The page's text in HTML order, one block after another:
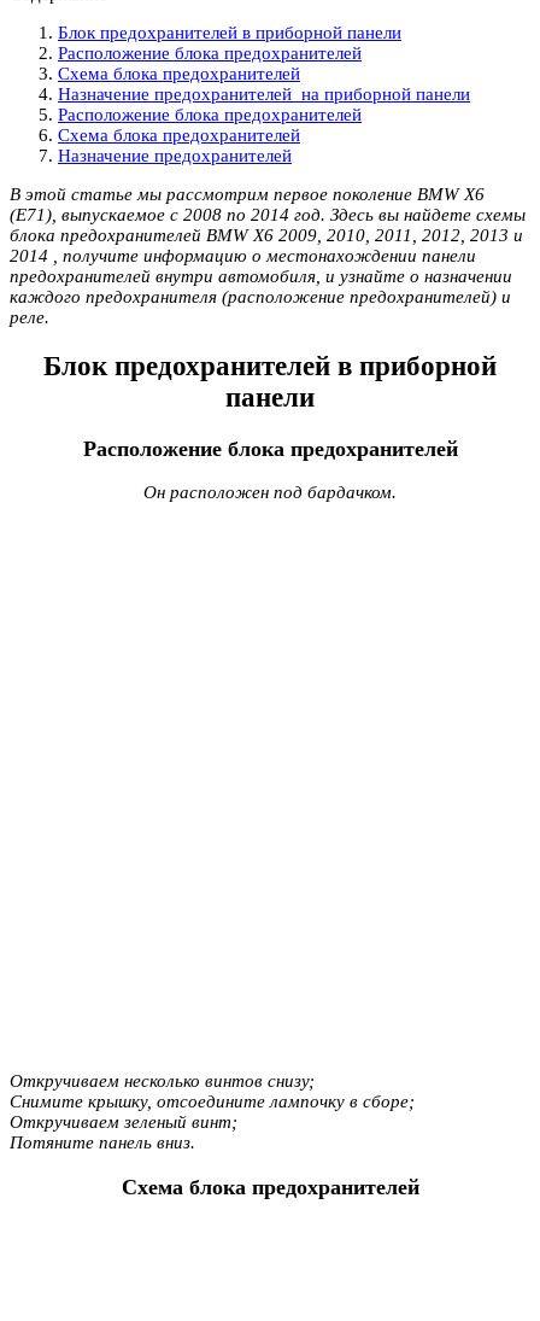
Блок предохранителей в приборной панели
Расположение блока предохранителей
Схема блока предохранителей
Назначение предохранителей на приборной панели
Расположение блока предохранителей
Схема блока предохранителей
Назначение предохранителей
В этой статье мы рассмотрим первое поколение BMW X6
(E71), выпускаемое с 2008 по 2014 год. Здесь вы найдете схемы
блока предохранителей BMW X6 2009, 2010, 2011, 2012, 2013 и
2014 , получите информацию о местонахождении панели
предохранителей внутри автомобиля, и узнайте о назначении
каждого предохранителя (расположение предохранителей) и
реле.
Блок предохранителей в приборной
панели
Расположение блока предохранителей
Он расположен под бардачком.
Откручиваем несколько винтов снизу;
Снимите крышку, отсоедините лампочку в сборе;
Откручиваем зеленый винт;
Потяните панель вниз.
Схема блока предохранителей